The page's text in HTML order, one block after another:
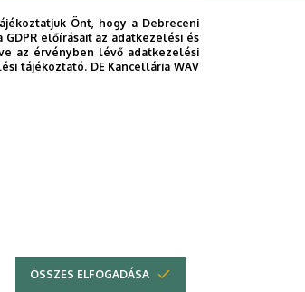
Önt, hogy a Debreceni
előírásait az adatkezelési és
az érvényben lévő adatkezelési
tájékoztató. DE Kancellária WAV
ÖSSZES ELFOGADÁSA